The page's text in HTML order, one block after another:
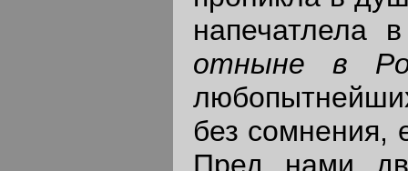
напечатлела
отныне в
без сомнения,